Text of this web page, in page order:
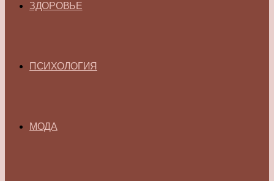
ЗДОРОВЬЕ
ПСИХОЛОГИЯ
МОДА